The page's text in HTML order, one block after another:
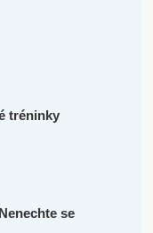
tréninky
se